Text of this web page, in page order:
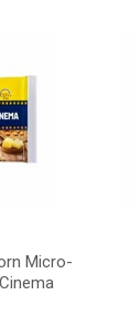
Micro-